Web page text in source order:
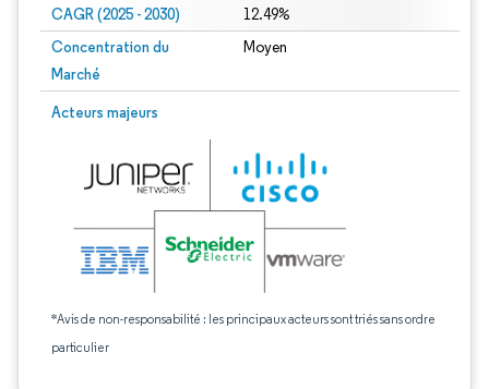
CAGR (2025 - 2030) 12.49%
Concentration du
Marché
Moyen
Acteurs majeurs
*Avis de non-responsabilité : les principaux acteurs sont triés sans ordre
particulier